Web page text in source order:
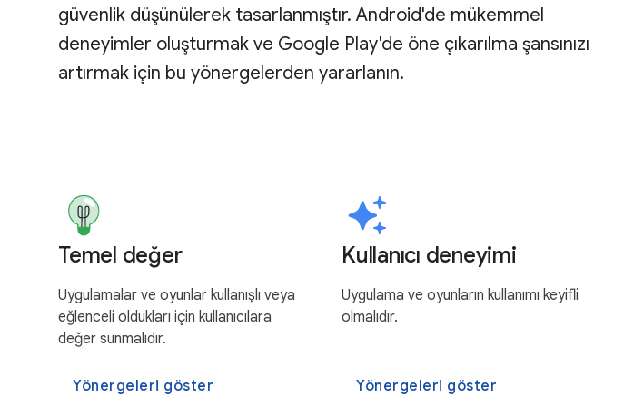
güvenlik düşünülerek tasarlanmıştır. Android'de mükemmel
deneyimler oluşturmak ve Google Play'de öne çıkarılma şansınızı
artırmak için bu yönergelerden yararlanın.
Temel değer
Uygulamalar ve oyunlar kullanışlı veya
eğlenceli oldukları için kullanıcılara
değer sunmalıdır.
Yönergeleri göster
Kullanıcı deneyimi
Uygulama ve oyunların kullanımı keyifli
olmalıdır.
Yönergeleri göster